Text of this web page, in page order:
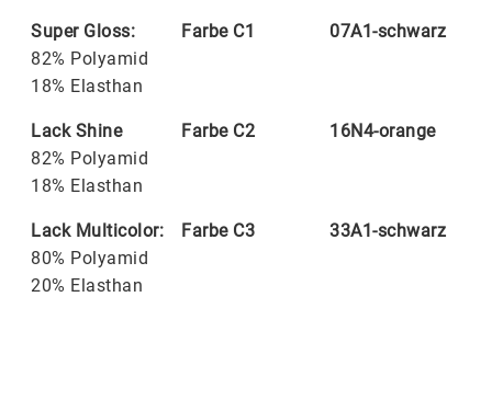
Super Gloss:
82% Polyamid
18% Elasthan
Farbe C1 07A1-schwarz
Lack Shine
82% Polyamid
18% Elasthan
Farbe C2 16N4-orange
Lack Multicolor:
80% Polyamid
20% Elasthan
Farbe C3 33A1-schwarz